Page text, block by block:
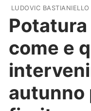
Arredamento
Piante e fiori
DIY
Lifestyle
Viaggi
LUDOVIC BASTIANIELLO
come e
autunno